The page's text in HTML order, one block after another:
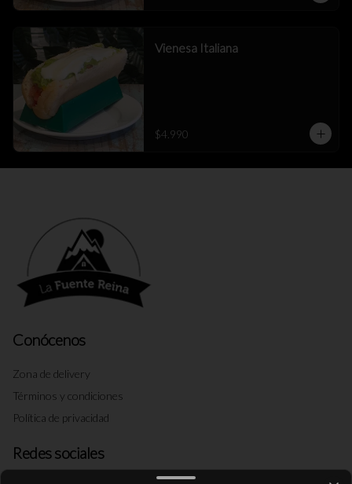
Vienesa Italiana
$4.990
Conócenos
Zona de delivery
Términos y condiciones
Política de privacidad
Redes sociales